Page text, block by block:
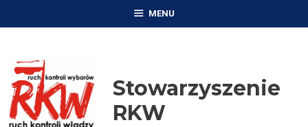
MENU
Stowarzyszenie
RKW